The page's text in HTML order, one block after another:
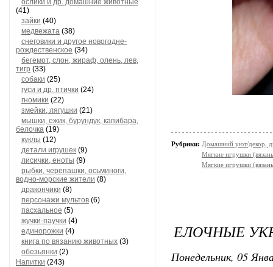
ослики и др. домашние животные
(41)
зайки (40)
медвежата (38)
снеговики и другое новогодне-
рождественское (34)
бегемот, слон, жираф, олень, лев,
тигр (33)
собаки (25)
гуси и др. птички (24)
гномики (22)
змейки, лягушки (21)
мышки, ежик, бурундук, капибара,
белочка (19)
куклы (12)
детали игрушек (9)
лисички, еноты (9)
рыбки, черепашки, осьминоги,
водно-морские жители (8)
дракончики (8)
персонажи мультов (6)
пасхальное (5)
жучки-паучки (4)
единорожки (4)
книга по вязанию животных (3)
обезьянки (2)
Напитки (243)
Рубрики: Домашний уют/декор,
Мягкие игрушки
Мягкие игрушки
ЕЛОЧНЫЕ
Понедельник, 05